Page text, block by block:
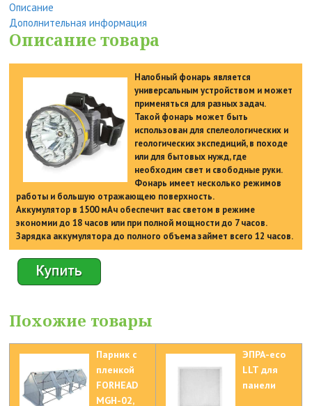
Описание
Дополнительная информация
Описание товара
Налобный фонарь является
универсальным устройством и может
применяться для разных задач.
Такой фонарь может быть
использован для спелеологических и
геологических экспедиций, в походе
или для бытовых нужд, где
необходим свет и свободные руки.
Фонарь имеет несколько режимов
работы и большую отражающею поверхность.
Аккумулятор в 1500 мАч обеспечит вас светом в режиме
экономии до 18 часов или при полной мощности до 7 часов.
Зарядка аккумулятора до полного объема займет всего 12 часов.
Похожие товары
Парник с
пленкой
FORHEAD
MGH-02,
ЭПРА-eco
LLT для
панели